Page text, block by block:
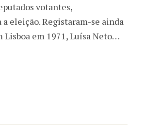
votantes,
eleição. Registaram-se ainda
Lisboa em 1971, Luísa Neto…